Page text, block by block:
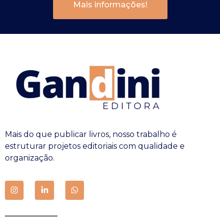
Mais informações!
Mais do que publicar livros, nosso trabalho é
estruturar projetos editoriais com qualidade e
organização.